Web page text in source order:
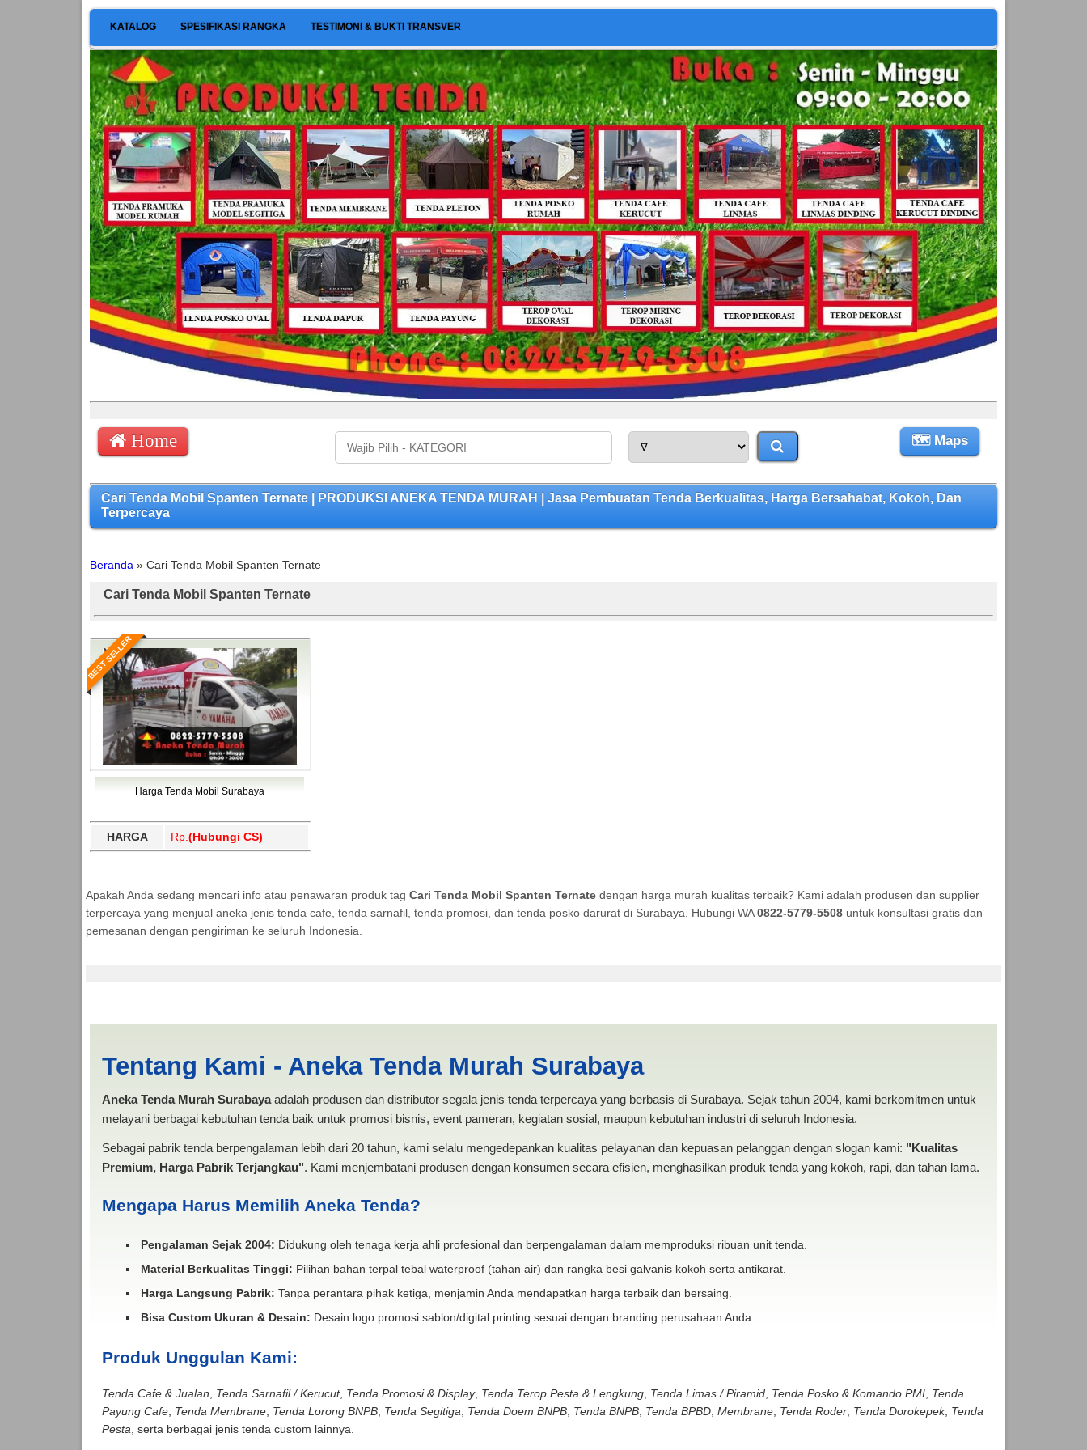
KATALOG SPESIFIKASI RANGKA TESTIMONI & BUKTI TRANSVER
Home 🗺 Maps
Cari Tenda Mobil Spanten Ternate | PRODUKSI ANEKA TENDA MURAH | Jasa Pembuatan Tenda Berkualitas, Harga Bersahabat, Kokoh, Dan
Terpercaya
Beranda » Cari Tenda Mobil Spanten Ternate
Cari Tenda Mobil Spanten Ternate
BEST SELLER
Harga Tenda Mobil Surabaya
HARGA Rp. (Hubungi CS)
Apakah Anda sedang mencari info atau penawaran produk tag Cari Tenda Mobil Spanten Ternatedengan harga murah kualitas terbaik? Kami adalah produsen dan supplier
terpercaya yang menjual aneka jenis tenda cafe, tenda sarnafil, tenda promosi, dan tenda posko darurat di Surabaya. Hubungi WA0822-5779-5508untuk konsultasi gratis dan
pemesanan dengan pengiriman ke seluruh Indonesia.
Tentang Kami - Aneka Tenda Murah Surabaya
Aneka Tenda Murah Surabayaadalah produsen dan distributor segala jenis tenda terpercaya yang berbasis di Surabaya. Sejak tahun 2004, kami berkomitmen untuk
melayani berbagai kebutuhan tenda baik untuk promosi bisnis, event pameran, kegiatan sosial, maupun kebutuhan industri di seluruh Indonesia.
Sebagai pabrik tenda berpengalaman lebih dari 20 tahun, kami selalu mengedepankan kualitas pelayanan dan kepuasan pelanggan dengan slogan kami: "Kualitas
Premium, Harga Pabrik Terjangkau". Kami menjembatani produsen dengan konsumen secara efisien, menghasilkan produk tenda yang kokoh, rapi, dan tahan lama.
Mengapa Harus Memilih Aneka Tenda?
Pengalaman Sejak 2004: Didukung oleh tenaga kerja ahli profesional dan berpengalaman dalam memproduksi ribuan unit tenda.
Material Berkualitas Tinggi: Pilihan bahan terpal tebal waterproof (tahan air) dan rangka besi galvanis kokoh serta antikarat.
Harga Langsung Pabrik: Tanpa perantara pihak ketiga, menjamin Anda mendapatkan harga terbaik dan bersaing.
Bisa Custom Ukuran & Desain: Desain logo promosi sablon/digital printing sesuai dengan branding perusahaan Anda.
Produk Unggulan Kami:
Tenda Cafe & Jualan Tenda Sarnafil / Kerucut, Tenda Promosi & Display, Tenda Terop Pesta & Lengkung, Tenda Limas / Piramid, Tenda Posko & Komando PMI, Tenda
Payung Cafe, Tenda Membrane, Tenda Lorong BNPB, Tenda Segitiga Tenda Doem BNPB, Tenda BNPB, Tenda BPBD, Membrane, Tenda Roder, Tenda Dorokepek, Tenda
Pesta , serta berbagai jenis tenda custom lainnya.